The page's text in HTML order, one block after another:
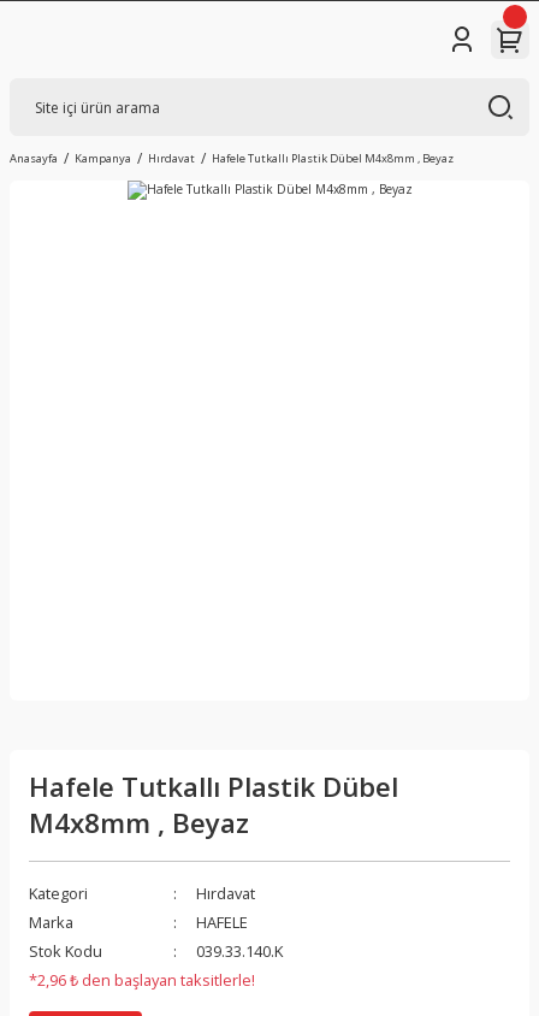
Anasayfa Kampanya Hırdavat Hafele Tutkallı Plastik Dübel M4x8mm , Beyaz
Hafele Tutkallı Plastik Dübel
M4x8mm , Beyaz
Kategori
Hırdavat
Marka
HAFELE
Stok Kodu
039.33.140.K
*2,96 ₺ den başlayan taksitlerle!